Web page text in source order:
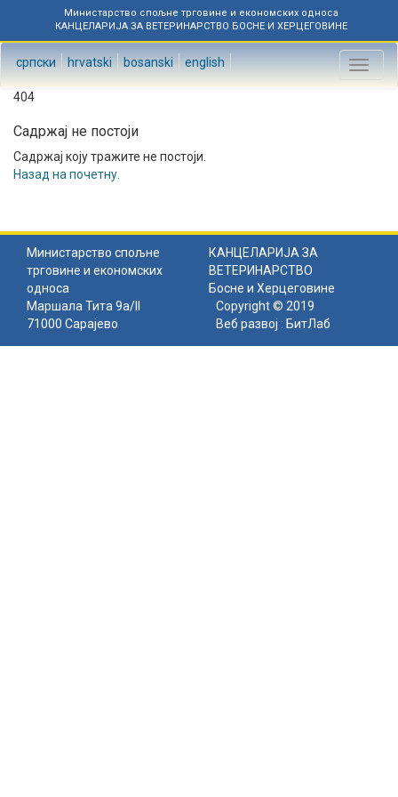
Министарство спољне трговине и економских односа
КАНЦЕЛАРИЈА ЗА ВЕТЕРИНАРСТВО БОСНЕ И ХЕРЦЕГОВИНЕ
српски hrvatski bosanski english
Toggle
404
Садржај не постоји
Садржај коју тражите не постоји.
Назад на почетну
Министарство спољне
трговине и економских
односа
КАНЦЕЛАРИЈА ЗА
ВЕТЕРИНАРСТВО
Босне и Херцеговине
Маршала Тита 9а/II
71000 Сарајево
Copyright © 2019
Веб развој : БитЛаб